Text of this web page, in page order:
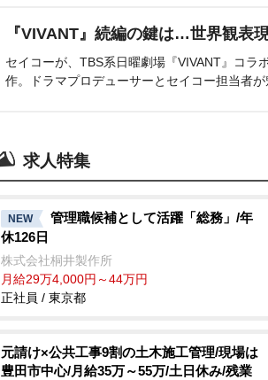
『VIVANT』続編の鍵は…世界観表
セイコーが、TBS系日曜劇場『VIVANT』コラ
作。ドラマプロデューサーとセイコー担当者が
求人特集
NEW
管理職候補として活躍「総務」/年
休126日
株式会社桐井製作所
月給29万4,000円～44万円
正社員 / 東京都
元請け×公共工事9割の土木施工管理/現場は
豊田市中心/月給35万～55万/土日休み/残業